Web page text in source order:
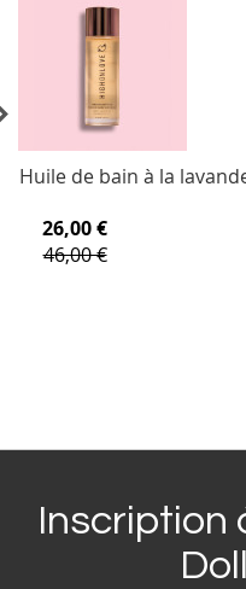
Huile de bain à la
26,00 €
46,00 €
Inscription